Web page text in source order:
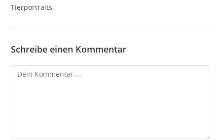
Tierportraits
Schreibe einen Kommentar